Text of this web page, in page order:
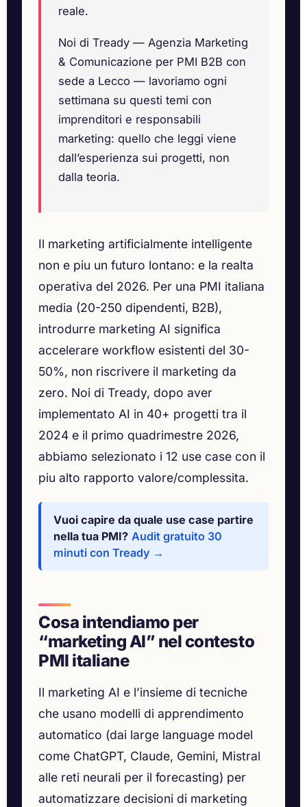
reale.
Noi di Tready — Agenzia Marketing
& Comunicazione per PMI B2B con
sede a Lecco — lavoriamo ogni
settimana su questi temi con
imprenditori e responsabili
marketing: quello che leggi viene
dall’esperienza sui progetti, non
dalla teoria.
Il marketing artificialmente intelligente
non e piu un futuro lontano: e la realta
operativa del 2026. Per una PMI italiana
media (20-250 dipendenti, B2B),
introdurre marketing AI significa
accelerare workflow esistenti del 30-
50%, non riscrivere il marketing da
zero. Noi di Tready, dopo aver
implementato AI in 40+ progetti tra il
2024 e il primo quadrimestre 2026,
abbiamo selezionato i 12 use case con il
piu alto rapporto valore/complessita.
Vuoi capire da quale use case partire
nella tua PMI? Audit gratuito 30
minuti con Tready →
Cosa intendiamo per
“marketing AI” nel contesto
PMI italiane
Il marketing AI e l’insieme di tecniche
che usano modelli di apprendimento
automatico (dai large language model
come ChatGPT, Claude, Gemini, Mistral
alle reti neurali per il forecasting) per
automatizzare decisioni di marketing